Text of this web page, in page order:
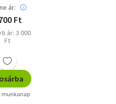
ár:
Ft
ár: 3 000
Ft
munkanap